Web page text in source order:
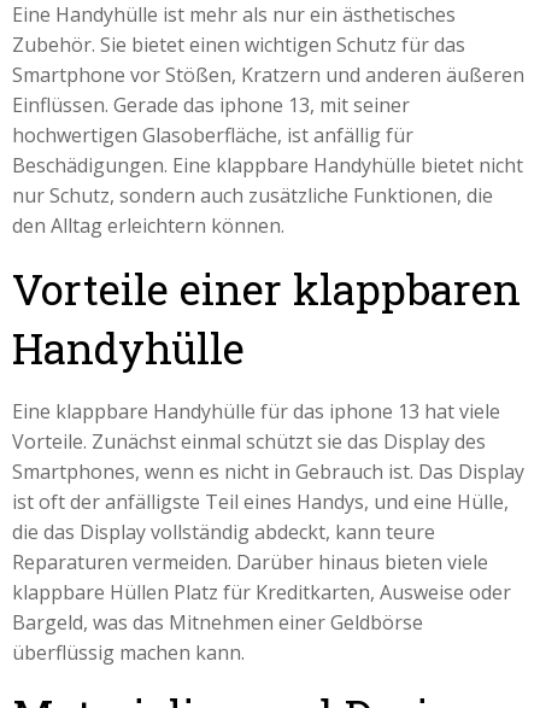
Eine Handyhülle ist mehr als nur ein ästhetisches
Zubehör. Sie bietet einen wichtigen Schutz für das
Smartphone vor Stößen, Kratzern und anderen äußeren
Einflüssen. Gerade das iphone 13, mit seiner
hochwertigen Glasoberfläche, ist anfällig für
Beschädigungen. Eine klappbare Handyhülle bietet nicht
nur Schutz, sondern auch zusätzliche Funktionen, die
den Alltag erleichtern können.
Vorteile einer klappbaren
Handyhülle
Eine klappbare Handyhülle für das iphone 13 hat viele
Vorteile. Zunächst einmal schützt sie das Display des
Smartphones, wenn es nicht in Gebrauch ist. Das Display
ist oft der anfälligste Teil eines Handys, und eine Hülle,
die das Display vollständig abdeckt, kann teure
Reparaturen vermeiden. Darüber hinaus bieten viele
klappbare Hüllen Platz für Kreditkarten, Ausweise oder
Bargeld, was das Mitnehmen einer Geldbörse
überflüssig machen kann.